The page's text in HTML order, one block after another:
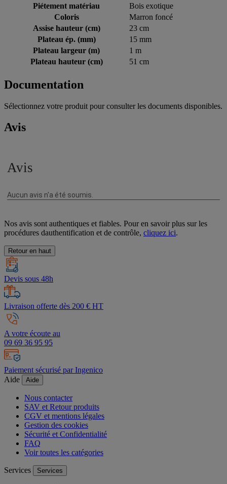
Piétement matériau
Bois exotique
Coloris
Marron foncé
Assise hauteur (cm)
23 cm
Plateau ép. (mm)
15 mm
Plateau largeur (m)
1 m
Plateau hauteur (cm)
51 cm
Documentation
Sélectionnez votre produit pour consulter les documents disponibles.
Avis
Nos avis sont authentiques et fiables. Pour en savoir plus sur les
procédures dauthentification et de contrôle, cliquez ici.
Retour en haut
Devis sous 48h
Livraison offerte dès 200 € HT
A votre écoute au
09 69 36 95 95
Paiement sécurisé par Ingenico
Aide
Aide
Nous contacter
SAV et Retour produits
CGV et mentions légales
Gestion des cookies
Sécurité et Confidentialité
FAQ
Voir toutes les catégories
Services Services